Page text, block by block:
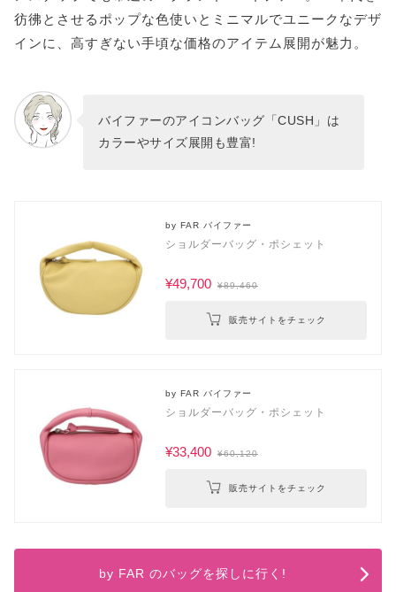
彷彿とさせるポップな色使いとミニマルでユニークなデザ
インに、高すぎない手頃な価格のアイテム展開が魅力。
バイファーのアイコンバッグ「CUSH」は
カラーやサイズ展開も豊富!
by FAR バイファー
ショルダーバッグ・ポシェット
¥49,700 ¥89,460
販売サイトをチェック
by FAR バイファー
ショルダーバッグ・ポシェット
¥33,400 ¥60,120
販売サイトをチェック
by FAR のバッグを探しに行く!